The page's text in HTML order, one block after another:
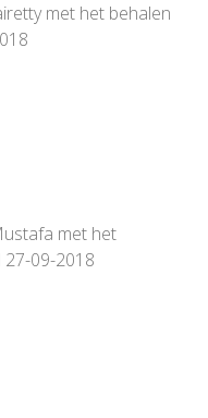
met het behalen
met het
27-09-2018